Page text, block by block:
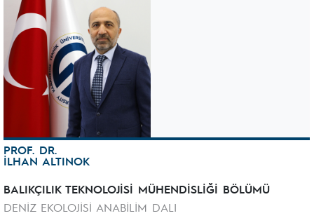
PROF. DR.
İLHAN ALTINOK
BALIKÇILIK TEKNOLOJİSİ MÜHENDİSLİĞİ BÖLÜMÜ
DENİZ EKOLOJİSİ ANABİLİM DALI